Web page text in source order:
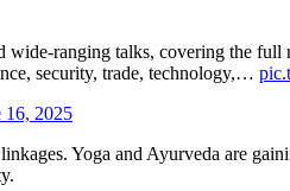
ranging talks, covering the
security, trade, technology,…
16, 2025
Yoga and Ayurveda are